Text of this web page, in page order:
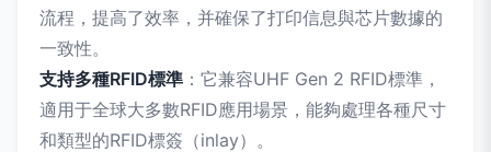
流程，提高了效率，并確保了打印信息與芯片數據的
一致性。
支持多種RFID標準 ：它兼容UHF Gen 2 RFID標準，
適用于全球大多數RFID應用場景，能夠處理各種尺寸
和類型的RFID標簽（inlay）。